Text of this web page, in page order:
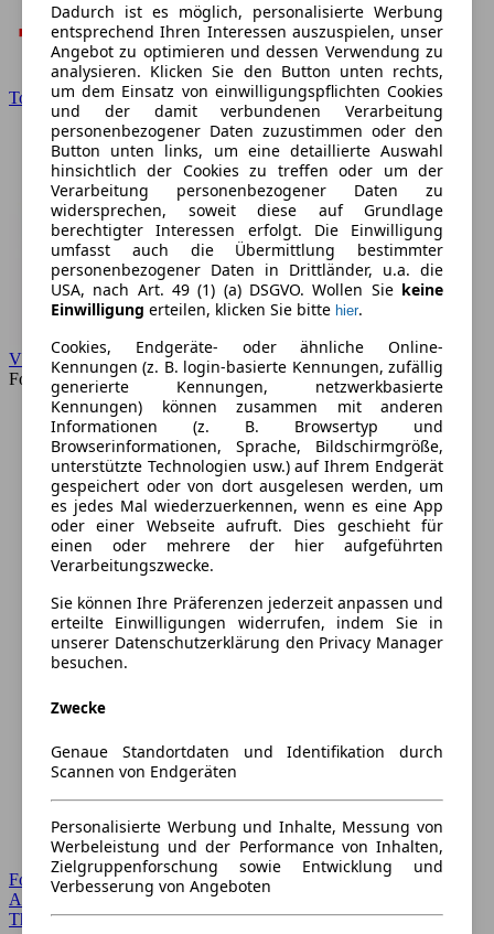
Toyota
VW
Forum
Forum Startseite
Alle Auto-Foren
Themen-Forum
Dadurch ist es möglich, personalisierte Werbung
entsprechend Ihren Interessen auszuspielen, unser
Angebot zu optimieren und dessen Verwendung zu
analysieren. Klicken Sie den Button unten rechts,
um dem Einsatz von einwilligungspflichten Cookies
und der damit verbundenen Verarbeitung
personenbezogener Daten zuzustimmen oder den
Button unten links, um eine detaillierte Auswahl
hinsichtlich der Cookies zu treffen oder um der
Verarbeitung personenbezogener Daten zu
widersprechen, soweit diese auf Grundlage
berechtigter Interessen erfolgt. Die Einwilligung
umfasst auch die Übermittlung bestimmter
personenbezogener Daten in Drittländer, u.a. die
USA, nach Art. 49 (1) (a) DSGVO. Wollen Sie keine
Einwilligung erteilen, klicken Sie bitte hier.
Cookies, Endgeräte- oder ähnliche Online-
Kennungen (z. B. login-basierte Kennungen, zufällig
generierte Kennungen, netzwerkbasierte
Kennungen) können zusammen mit anderen
Informationen (z. B. Browsertyp und
Browserinformationen, Sprache, Bildschirmgröße,
unterstützte Technologien usw.) auf Ihrem Endgerät
gespeichert oder von dort ausgelesen werden, um
es jedes Mal wiederzuerkennen, wenn es eine App
oder einer Webseite aufruft. Dies geschieht für
einen oder mehrere der hier aufgeführten
Verarbeitungszwecke.
Sie können Ihre Präferenzen jederzeit anpassen und
erteilte Einwilligungen widerrufen, indem Sie in
unserer Datenschutzerklärung den Privacy Manager
besuchen.
Zwecke
Genaue Standortdaten und Identifikation durch
Scannen von Endgeräten
Personalisierte Werbung und Inhalte, Messung von
Werbeleistung und der Performance von Inhalten,
Zielgruppenforschung sowie Entwicklung und
Verbesserung von Angeboten